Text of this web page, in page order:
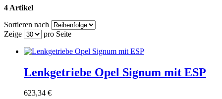
4 Artikel
Sortieren nach
Zeige
pro Seite
Lenkgetriebe Opel Signum mit ESP
623,34 €